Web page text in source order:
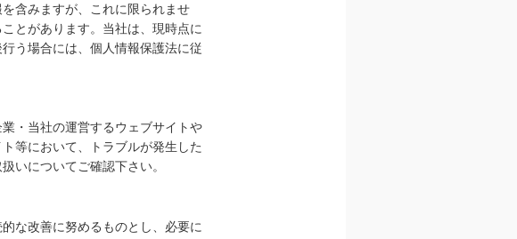
含みますが、これに限られませ
とがあります。当社は、現時点に
う場合には、個人情報保護法に従
・当社の運営するウェブサイトや
等において、トラブルが発生した
いについてご確認下さい。
な改善に努めるものとし、必要に